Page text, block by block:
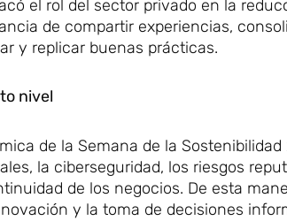
el rol del sector privado en la
de compartir experiencias,
y replicar buenas prácticas.
nivel
de la Semana de la
la ciberseguridad, los riesgos
de los negocios. De esta
y la toma de decisiones